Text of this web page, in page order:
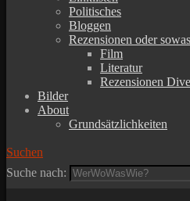
Politisches
Bloggen
Rezensionen oder
Film
Literatur
Rezensionen
Bilder
About
Grundsätzlichkeiten
Suchen
Suche nach: